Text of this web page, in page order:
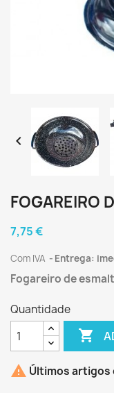

FOGAREIRO
7,75 €
Com IVA Entrega:
Fogareiro de
Quantidade

 Últimos artigos